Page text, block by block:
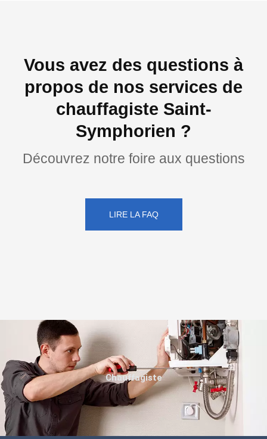
Vous avez des questions à
propos de nos services de
chauffagiste Saint-
Symphorien ?
Découvrez notre foire aux questions
LIRE LA FAQ
Chauffagiste